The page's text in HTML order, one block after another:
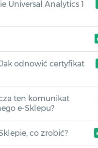
Universal Analytics 1
odnowić certyfikat
ten komunikat
e-Sklepu?
co zrobić?